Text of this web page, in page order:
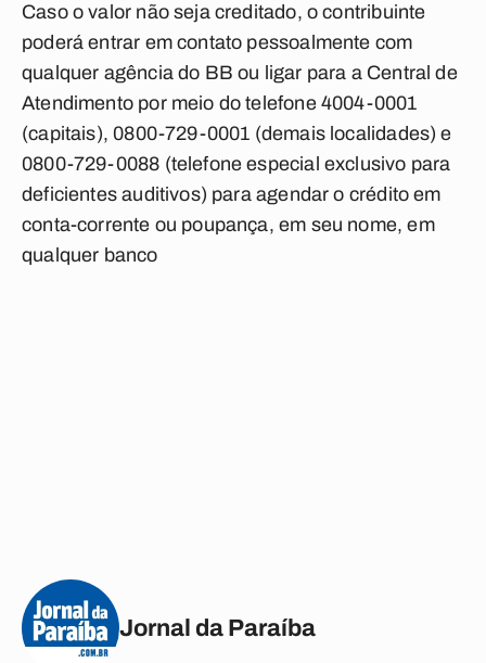
Caso o valor não seja creditado, o contribuinte
poderá entrar em contato pessoalmente com
qualquer agência do BB ou ligar para a Central de
Atendimento por meio do telefone 4004-0001
(capitais), 0800-729-0001 (demais localidades) e
0800-729-0088 (telefone especial exclusivo para
deficientes auditivos) para agendar o crédito em
conta-corrente ou poupança, em seu nome, em
qualquer banco
Jornal da Paraíba